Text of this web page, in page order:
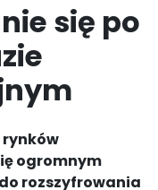
się po
rynków
ogromnym
rozszyfrowania